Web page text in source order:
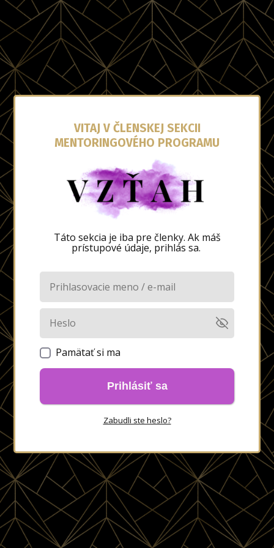
VITAJ V ČLENSKEJ SEKCII
MENTORINGOVÉHO PROGRAMU
Táto sekcia je iba pre členky. Ak máš
prístupové údaje, prihlás sa.
Pamätať si ma
Prihlásiť sa
Zabudli ste heslo?